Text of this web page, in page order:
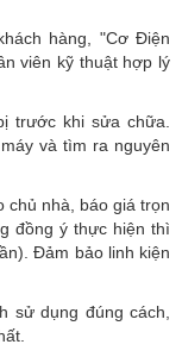
hàng, "Cơ Điện
viên kỹ thuật hợp lý
trước khi sửa chữa.
và tìm ra nguyên
nhà, báo giá trọn
đồng ý thực hiện thì
Đảm bảo linh kiện
sử dụng đúng cách,